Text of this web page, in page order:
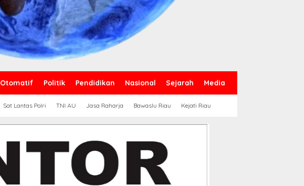
Otomatif Politik Pendidikan Nasional Sejarah Media
Sat Lantas Polri TNI AU Jasa Raharja Bawaslu Riau Kejati Riau